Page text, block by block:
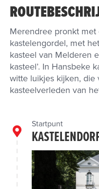
Merendree pronkt
kastelengordel, met
kasteel van Melderen
kasteel’. In Hansbeke
witte luikjes kijken, die
kasteelverleden van
Startpunt